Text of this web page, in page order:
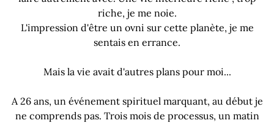
riche, je me noie.
L'impression d'être un ovni sur cette planète, je me
sentais en errance.
Mais la vie avait d'autres plans pour moi...
A 26 ans, un événement spirituel marquant, au début je
ne comprends pas. Trois mois de processus, un matin